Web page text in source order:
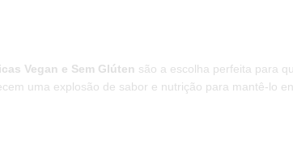
Vegan e Sem Glúten são a escolha perfeita para
uma explosão de sabor e nutrição para mantê-lo